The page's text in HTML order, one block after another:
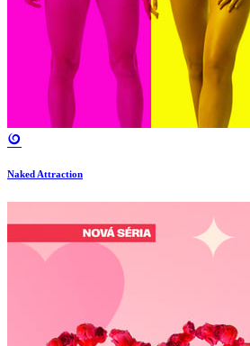
Naked Attraction